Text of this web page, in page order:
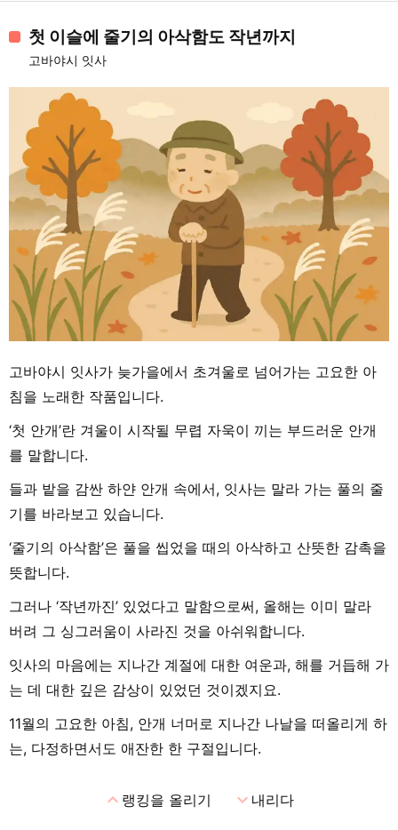
첫 이슬에 줄기의 아삭함도 작년까지
고바야시 잇사
고바야시 잇사가 늦가을에서 초겨울로 넘어가는 고요한 아
침을 노래한 작품입니다.
‘첫 안개’란 겨울이 시작될 무렵 자욱이 끼는 부드러운 안개
를 말합니다.
들과 밭을 감싼 하얀 안개 속에서, 잇사는 말라 가는 풀의 줄
기를 바라보고 있습니다.
‘줄기의 아삭함’은 풀을 씹었을 때의 아삭하고 산뜻한 감촉을
뜻합니다.
그러나 ‘작년까진’ 있었다고 말함으로써, 올해는 이미 말라
버려 그 싱그러움이 사라진 것을 아쉬워합니다.
잇사의 마음에는 지나간 계절에 대한 여운과, 해를 거듭해 가
는 데 대한 깊은 감상이 있었던 것이겠지요.
11월의 고요한 아침, 안개 너머로 지나간 나날을 떠올리게 하
는, 다정하면서도 애잔한 한 구절입니다.
expand_less랭킹을 올리기 expand_more내리다